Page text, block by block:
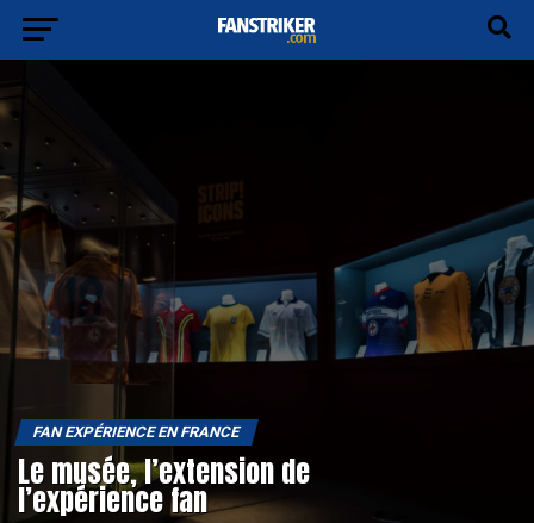
FAN EXPÉRIENCE EN FRANCE
Le musée, l’extension de
l’expérience fan